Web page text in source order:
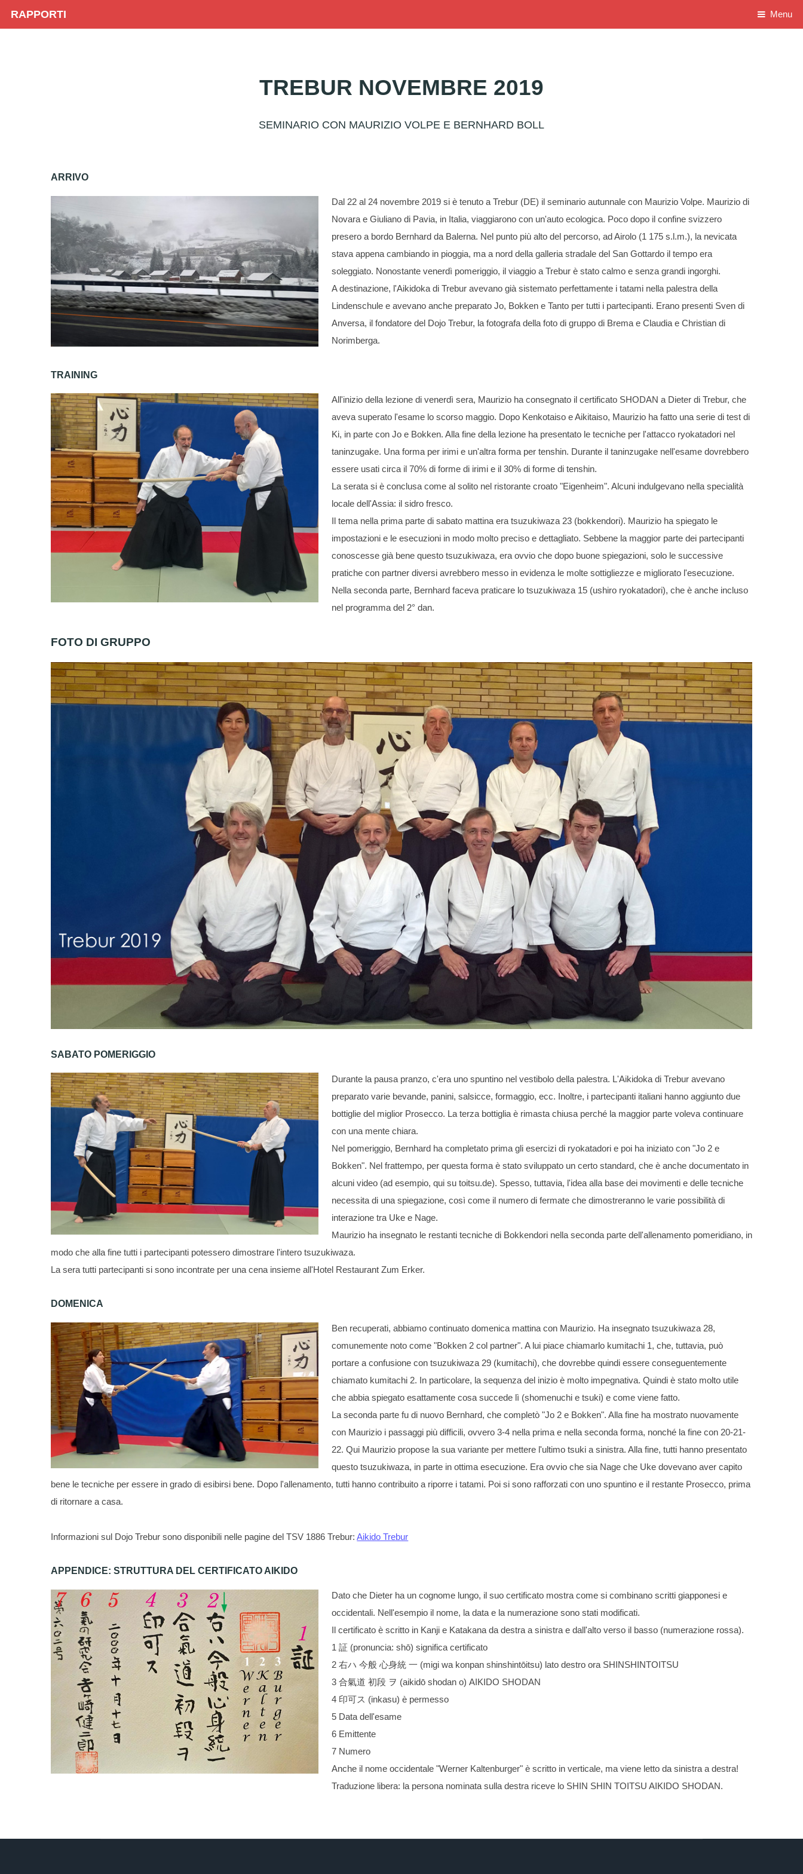
RAPPORTI Menu
TREBUR NOVEMBRE 2019
SEMINARIO CON MAURIZIO VOLPE E BERNHARD BOLL
ARRIVO
Dal 22 al 24 novembre 2019 si è tenuto a Trebur (DE) il seminario autunnale con Maurizio Volpe. Maurizio di
Novara e Giuliano di Pavia, in Italia, viaggiarono con un'auto ecologica. Poco dopo il confine svizzero
presero a bordo Bernhard da Balerna. Nel punto più alto del percorso, ad Airolo (1 175 s.l.m.), la nevicata
stava appena cambiando in pioggia, ma a nord della galleria stradale del San Gottardo il tempo era
soleggiato. Nonostante venerdì pomeriggio, il viaggio a Trebur è stato calmo e senza grandi ingorghi.
A destinazione, l'Aikidoka di Trebur avevano già sistemato perfettamente i tatami nella palestra della
Lindenschule e avevano anche preparato Jo, Bokken e Tanto per tutti i partecipanti. Erano presenti Sven di
Anversa, il fondatore del Dojo Trebur, la fotografa della foto di gruppo di Brema e Claudia e Christian di
Norimberga.
TRAINING
All'inizio della lezione di venerdì sera, Maurizio ha consegnato il certificato SHODAN a Dieter di Trebur, che
aveva superato l'esame lo scorso maggio. Dopo Kenkotaiso e Aikitaiso, Maurizio ha fatto una serie di test di
Ki, in parte con Jo e Bokken. Alla fine della lezione ha presentato le tecniche per l'attacco ryokatadori nel
taninzugake. Una forma per irimi e un'altra forma per tenshin. Durante il taninzugake nell'esame dovrebbero
essere usati circa il 70% di forme di irimi e il 30% di forme di tenshin.
La serata si è conclusa come al solito nel ristorante croato "Eigenheim". Alcuni indulgevano nella specialità
locale dell'Assia: il sidro fresco.
Il tema nella prima parte di sabato mattina era tsuzukiwaza 23 (bokkendori). Maurizio ha spiegato le
impostazioni e le esecuzioni in modo molto preciso e dettagliato. Sebbene la maggior parte dei partecipanti
conoscesse già bene questo tsuzukiwaza, era ovvio che dopo buone spiegazioni, solo le successive
pratiche con partner diversi avrebbero messo in evidenza le molte sottigliezze e migliorato l'esecuzione.
Nella seconda parte, Bernhard faceva praticare lo tsuzukiwaza 15 (ushiro ryokatadori), che è anche incluso
nel programma del 2° dan.
FOTO DI GRUPPO
SABATO POMERIGGIO
Durante la pausa pranzo, c'era uno spuntino nel vestibolo della palestra. L'Aikidoka di Trebur avevano
preparato varie bevande, panini, salsicce, formaggio, ecc. Inoltre, i partecipanti italiani hanno aggiunto due
bottiglie del miglior Prosecco. La terza bottiglia è rimasta chiusa perché la maggior parte voleva continuare
con una mente chiara.
Nel pomeriggio, Bernhard ha completato prima gli esercizi di ryokatadori e poi ha iniziato con "Jo 2 e
Bokken". Nel frattempo, per questa forma è stato sviluppato un certo standard, che è anche documentato in
alcuni video (ad esempio, qui su toitsu.de). Spesso, tuttavia, l'idea alla base dei movimenti e delle tecniche
necessita di una spiegazione, così come il numero di fermate che dimostreranno le varie possibilità di
interazione tra Uke e Nage.
Maurizio ha insegnato le restanti tecniche di Bokkendori nella seconda parte dell'allenamento pomeridiano, in
modo che alla fine tutti i partecipanti potessero dimostrare l'intero tsuzukiwaza.
La sera tutti partecipanti si sono incontrate per una cena insieme all'Hotel Restaurant Zum Erker.
DOMENICA
Ben recuperati, abbiamo continuato domenica mattina con Maurizio. Ha insegnato tsuzukiwaza 28,
comunemente noto come "Bokken 2 col partner". A lui piace chiamarlo kumitachi 1, che, tuttavia, può
portare a confusione con tsuzukiwaza 29 (kumitachi), che dovrebbe quindi essere conseguentemente
chiamato kumitachi 2. In particolare, la sequenza del inizio è molto impegnativa. Quindi è stato molto utile
che abbia spiegato esattamente cosa succede lì (shomenuchi e tsuki) e come viene fatto.
La seconda parte fu di nuovo Bernhard, che completò "Jo 2 e Bokken". Alla fine ha mostrato nuovamente
con Maurizio i passaggi più difficili, ovvero 3-4 nella prima e nella seconda forma, nonché la fine con 20-21-
22. Qui Maurizio propose la sua variante per mettere l'ultimo tsuki a sinistra. Alla fine, tutti hanno presentato
questo tsuzukiwaza, in parte in ottima esecuzione. Era ovvio che sia Nage che Uke dovevano aver capito
bene le tecniche per essere in grado di esibirsi bene. Dopo l'allenamento, tutti hanno contribuito a riporre i tatami. Poi si sono rafforzati con uno spuntino e il restante Prosecco, prima
di ritornare a casa.
Informazioni sul Dojo Trebur sono disponibili nelle pagine del TSV 1886 Trebur:Aikido Trebur
APPENDICE: STRUTTURA DEL CERTIFICATO AIKIDO
Dato che Dieter ha un cognome lungo, il suo certificato mostra come si combinano scritti giapponesi e
occidentali. Nell'esempio il nome, la data e la numerazione sono stati modificati.
Il certificato è scritto in Kanji e Katakana da destra a sinistra e dall'alto verso il basso (numerazione rossa).
1 証 (pronuncia: shō) significa certificato
2 右ハ 今般 心身統 一 (migi wa konpan shinshintōitsu) lato destro ora SHINSHINTOITSU
3 合氣道 初段 ヲ (aikidō shodan o) AIKIDO SHODAN
4 印可ス (inkasu) è permesso
5 Data dell'esame
6 Emittente
7 Numero
Anche il nome occidentale "Werner Kaltenburger" è scritto in verticale, ma viene letto da sinistra a destra!
Traduzione libera: la persona nominata sulla destra riceve lo SHIN SHIN TOITSU AIKIDO SHODAN.